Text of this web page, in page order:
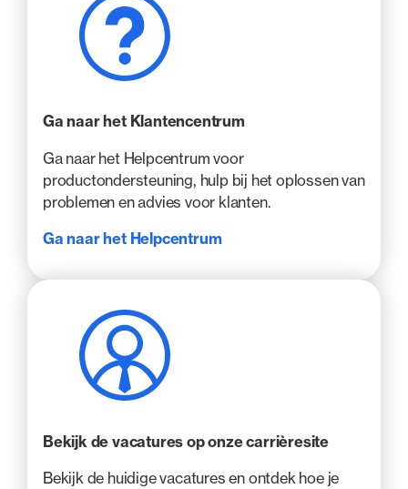
Ga naar het Klantencentrum
Ga naar het Helpcentrum voor
productondersteuning, hulp bij het oplossen van
problemen en advies voor klanten.
Ga naar het Helpcentrum
Bekijk de vacatures op onze carrièresite
Bekijk de huidige vacatures en ontdek hoe je